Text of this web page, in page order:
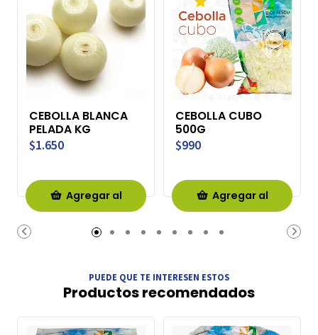
CEBOLLA BLANCA
PELADA KG
$1.650
Agregar al
Carro
CEBOLLA CUBO
500G
$990
Agregar al
Carro
PUEDE QUE TE INTERESEN ESTOS
Productos recomendados